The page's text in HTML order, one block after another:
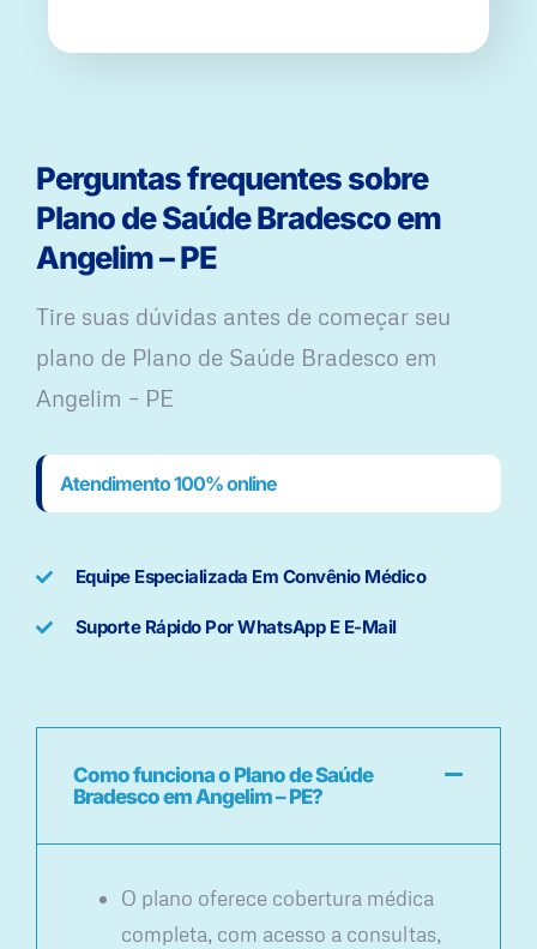
Perguntas frequentes sobre
Plano de Saúde Bradesco em
Angelim – PE
Tire suas dúvidas antes de começar seu
plano ​de Plano de Saúde Bradesco em
Angelim – PE
Atendimento 100% online
Equipe Especializada Em Convênio Médico
Suporte Rápido Por WhatsApp E E-Mail
Como funciona o Plano de Saúde
Bradesco em Angelim – PE?
O plano oferece cobertura médica
completa, com acesso a consultas,